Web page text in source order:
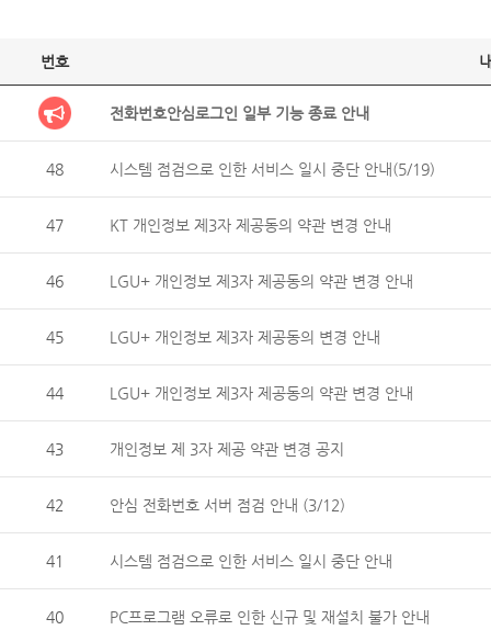
번호
전화번호안심로그인 일부 기능 종료 안내
48 시스템 점검으로 인한 서비스 일시 중단 안내(5/19)
47 KT 개인정보 제3자 제공동의 약관 변경 안내
46 LGU+ 개인정보 제3자 제공동의 약관 변경 안내
45 LGU+ 개인정보 제3자 제공동의 변경 안내
44 LGU+ 개인정보 제3자 제공동의 약관 변경 안내
43 개인정보 제 3자 제공 약관 변경 공지
42 안심 전화번호 서버 점검 안내 (3/12)
41 시스템 점검으로 인한 서비스 일시 중단 안내
40 PC프로그램 오류로 인한 신규 및 재설치 불가 안내